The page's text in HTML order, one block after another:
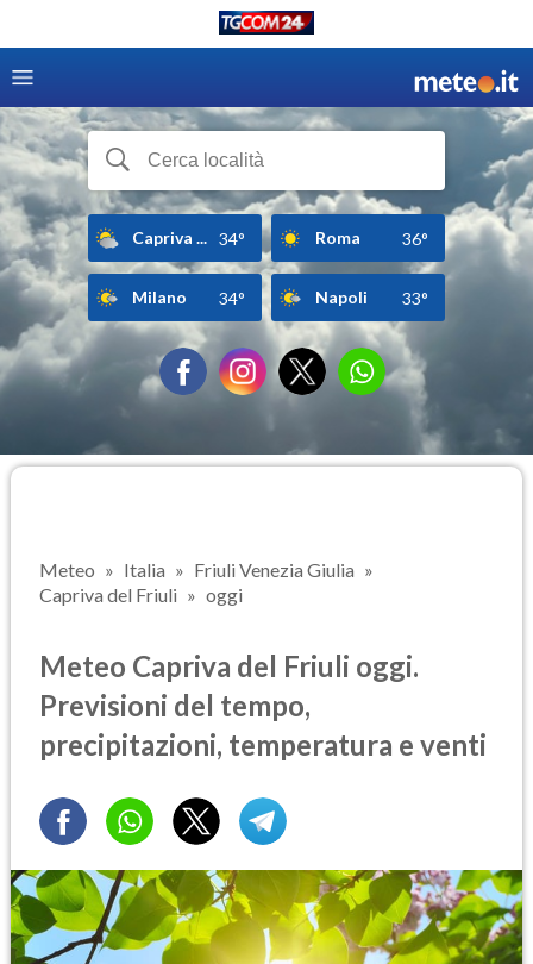
Capriva ... 34° Roma 36°
Milano 34° Napoli 33°
Meteo Italia
Friuli Venezia Giulia
Capriva del Friuli
oggi
Meteo Capriva del Friuli oggi.
Previsioni del tempo,
precipitazioni, temperatura e venti